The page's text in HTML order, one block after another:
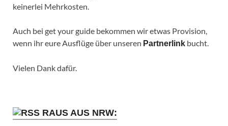
keinerlei Mehrkosten.
Auch bei get your guide bekommen wir etwas Provision,
wenn ihr eure Ausflüge über unseren Partnerlink bucht.
Vielen Dank dafür.
RAUS AUS NRW: